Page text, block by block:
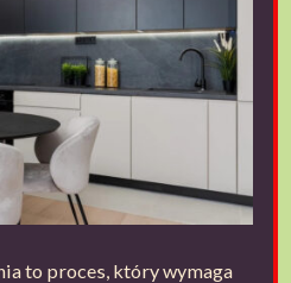
to proces, który wymaga